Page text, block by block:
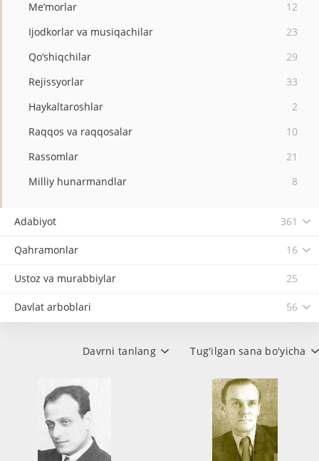
Me’morlar
12
Ijodkorlar va musiqachilar
23
Qo‘shiqchilar
29
Rejissyorlar
33
Haykaltaroshlar
2
Raqqos va raqqosalar
10
Rassomlar
21
Milliy hunarmandlar
8
Adabiyot 361
Qahramonlar 16
Ustoz va murabbiylar 25
Davlat arboblari 56
Tug'ilgan sana bo'yicha
Davrni tanlang